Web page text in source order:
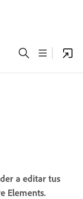
a editar tus
Elements.